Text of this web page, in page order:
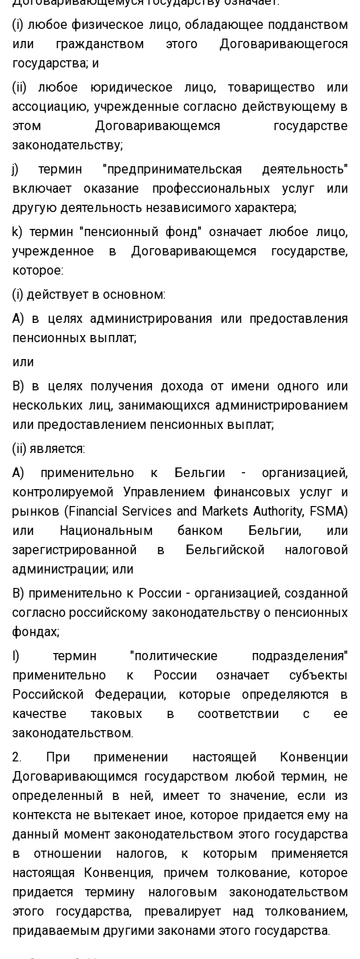
(i) любое физическое лицо, обладающее подданством
или гражданством этого Договаривающегося
государства; и
(ii) любое юридическое лицо, товарищество или
ассоциацию, учрежденные согласно действующему в
этом Договаривающемся государстве
законодательству;
j) термин "предпринимательская деятельность"
включает оказание профессиональных услуг или
другую деятельность независимого характера;
k) термин "пенсионный фонд" означает любое лицо,
учрежденное в Договаривающемся государстве,
которое:
(i) действует в основном:
A) в целях администрирования или предоставления
пенсионных выплат;
или
B) в целях получения дохода от имени одного или
нескольких лиц, занимающихся администрированием
или предоставлением пенсионных выплат;
(ii) является:
A) применительно к Бельгии - организацией,
контролируемой Управлением финансовых услуг и
рынков (Financial Services and Markets Authority, FSMA)
или Национальным банком Бельгии, или
зарегистрированной в Бельгийской налоговой
администрации; или
B) применительно к России - организацией, созданной
согласно российскому законодательству о пенсионных
фондах;
l) термин "политические подразделения"
применительно к России означает субъекты
Российской Федерации, которые определяются в
качестве таковых в соответствии с ее
законодательством.
2. При применении настоящей Конвенции
Договаривающимся государством любой термин, не
определенный в ней, имеет то значение, если из
контекста не вытекает иное, которое придается ему на
данный момент законодательством этого государства
в отношении налогов, к которым применяется
настоящая Конвенция, причем толкование, которое
придается термину налоговым законодательством
этого государства, превалирует над толкованием,
придаваемым другими законами этого государства.